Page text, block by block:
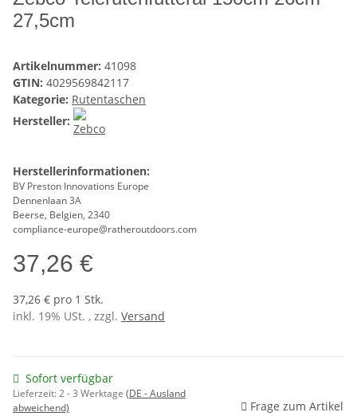
27,5cm
Artikelnummer: 41098
GTIN: 4029569842117
Kategorie: Rutentaschen
Hersteller:
Herstellerinformationen:
BV Preston Innovations Europe
Dennenlaan 3A
Beerse, Belgien, 2340
compliance-europe@ratheroutdoors.com
37,26 €
37,26 € pro 1 Stk.
inkl. 19% USt. , zzgl. Versand
Sofort verfügbar
Lieferzeit:2 - 3 Werktage (DE - Ausland
abweichend)
Frage zum Artikel